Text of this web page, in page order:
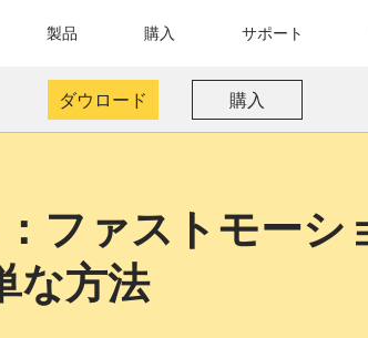
製品 購入 サポート
ダウロード 購入
ファストモーシ
な方法